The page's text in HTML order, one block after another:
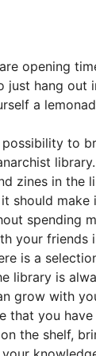
opening
just hang out
a
to
zines in the
should
spending
your friends
is a
library is
grow with
that you
the shelf,